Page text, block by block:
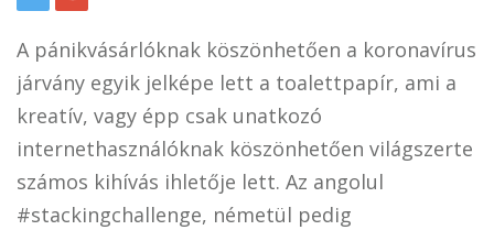
A pánikvásárlóknak köszönhetően a koronavírus
járvány egyik jelképe lett a toalettpapír, ami a
kreatív, vagy épp csak unatkozó
internethasználóknak köszönhetően világszerte
számos kihívás ihletője lett. Az angolul
#stackingchallenge, németül pedig